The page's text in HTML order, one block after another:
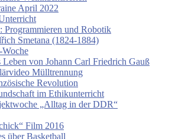
April 2022
Programmieren und Robotik
Smetana (1824-1884)
Leben von Johann Carl Friedrich Gauß
Mülltrennung
Revolution
im Ethikunterricht
„Alltag in der DDR“
Film 2016
über Basketball